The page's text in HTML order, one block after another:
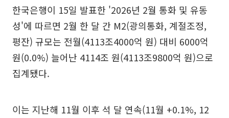
한국은행이 15일 발표한 '2026년 2월 통화 및 유동
성'에 따르면 2월 한 달 간 M2(광의통화, 계절조정,
평잔) 규모는 전월(4113조4000억 원) 대비 6000억
원(0.0%) 늘어난 4114조 원(4113조9800억 원)으로
집계됐다.
이는 지난해 11월 이후 석 달 연속(11월 +0.1%, 12